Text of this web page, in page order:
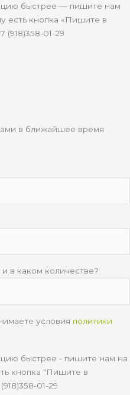
быстрее — пишите нам
есть кнопка «Пишите в
01-29
в ближайшее время
в каком количестве?
условия политики
быстрее - пишите нам на
кнопка "Пишите в
01-29